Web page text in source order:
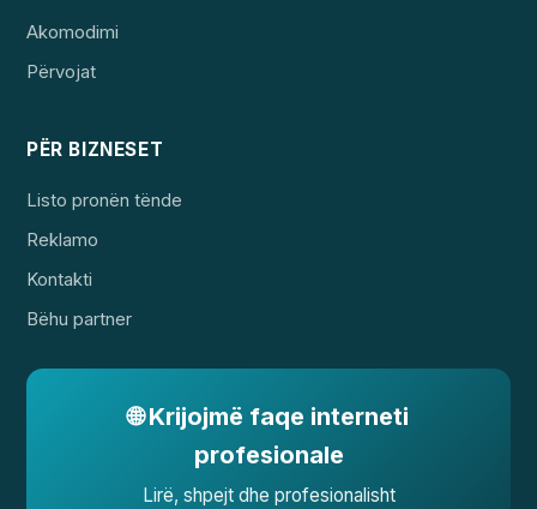
Akomodimi
Përvojat
PËR BIZNESET
Listo pronën tënde
Reklamo
Kontakti
Bëhu partner
🌐 Krijojmë faqe interneti
profesionale
Lirë, shpejt dhe profesionalisht